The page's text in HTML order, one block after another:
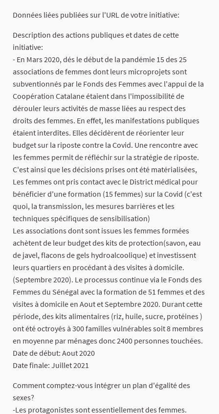
Données liées publiées sur l'URL de votre initiative:
Description des actions publiques et dates de cette
initiative:
- En Mars 2020, dés le début de la pandémie 15 des 25
associations de femmes dont leurs microprojets sont
subventionnés par le Fonds des Femmes avec l'appui de la
Coopération Catalane étaient dans l'impossibilité de
dérouler leurs activités de masse liées au respect des
droits des femmes. En effet, les manifestations publiques
étaient interdites. Elles décidèrent de réorienter leur
budget sur la riposte contre la Covid. Une rencontre avec
les femmes permit de réfléchir sur la stratégie de riposte.
C'est ainsi que les décisions prises ont été matérialisées,
Les femmes ont pris contact avec le District médical pour
bénéficier d'une formation (15 femmes) sur la Covid (c'est
quoi, la transmission, les mesures barrières et les
techniques spécifiques de sensibilisation)
Les associations dont sont issues les femmes formées
achètent de leur budget des kits de protection(savon, eau
de javel, flacons de gels hydroalcoolique) et investissent
leurs quartiers en procédant à des visites à domicile.
(Septembre 2020). Le processus continue via le Fonds des
Femmes du Sénégal avec la formation de 51 femmes et des
visites à domicile en Aout et Septembre 2020. Durant cette
période, des kits alimentaires (riz, huile, sucre, protéines )
ont été octroyés à 300 familles vulnérables soit 8 membres
en moyenne par ménages donc 2400 personnes touchées.
Date de début: Aout 2020
Date finale: Juillet 2021
Comment comptez-vous intégrer un plan d'égalité des
sexes?
-Les protagonistes sont essentiellement des femmes.